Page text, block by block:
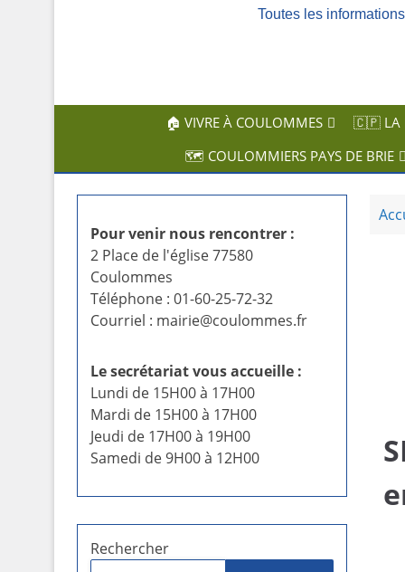
l
Toutes les
🏠 VIVRE À COULOMMES 🇨🇵 LA
🗺️ COULOMMIERS PAYS DE BRIE
Pour venir nous rencontrer :
2 Place de l'église 77580
Coulommes
Téléphone : 01-60-25-72-32
Courriel : mairie@coulommes.fr
Le secrétariat vous accueille :
Lundi de 15H00 à 17H00
Mardi de 15H00 à 17H00
Jeudi de 17H00 à 19H00
Samedi de 9H00 à 12H00
Rechercher